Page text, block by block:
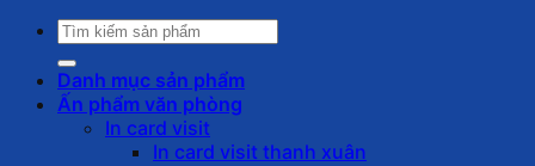
Tìm
kiếm:
Danh mục sản phẩm
Ấn phẩm văn phòng
In card visit
In card visit thanh xuân